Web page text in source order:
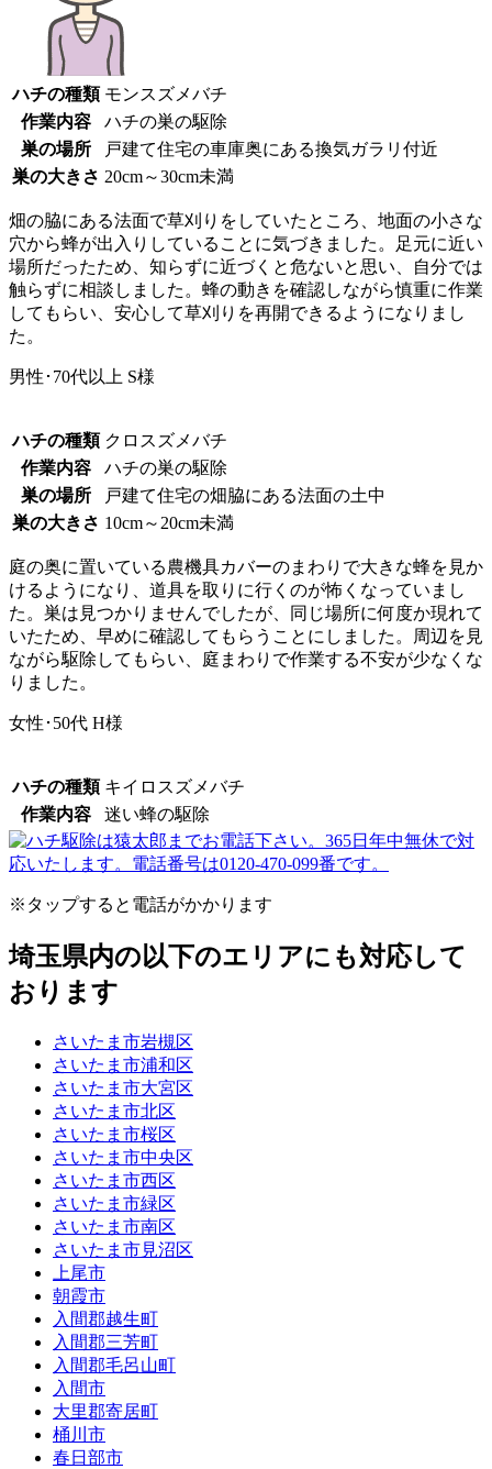
ハチの種類 モンスズメバチ
作業内容
ハチの巣の駆除
巣の場所
戸建て住宅の車庫奥にある換気ガラリ付近
巣の大きさ 20cm～30cm未満
畑の脇にある法面で草刈りをしていたところ、地面の小さな
穴から蜂が出入りしていることに気づきました。足元に近い
場所だったため、知らずに近づくと危ないと思い、自分では
触らずに相談しました。蜂の動きを確認しながら慎重に作業
してもらい、安心して草刈りを再開できるようになりまし
た。
男性･70代以上 S様
ハチの種類 クロスズメバチ
作業内容
ハチの巣の駆除
巣の場所
戸建て住宅の畑脇にある法面の土中
巣の大きさ 10cm～20cm未満
庭の奥に置いている農機具カバーのまわりで大きな蜂を見か
けるようになり、道具を取りに行くのが怖くなっていまし
た。巣は見つかりませんでしたが、同じ場所に何度か現れて
いたため、早めに確認してもらうことにしました。周辺を見
ながら駆除してもらい、庭まわりで作業する不安が少なくな
りました。
女性･50代 H様
ハチの種類 キイロスズメバチ
作業内容
迷い蜂の駆除
※タップすると電話がかかります
埼玉県内の以下のエリアにも対応して
おります
さいたま市岩槻区
さいたま市浦和区
さいたま市大宮区
さいたま市北区
さいたま市桜区
さいたま市中央区
さいたま市西区
さいたま市緑区
さいたま市南区
さいたま市見沼区
上尾市
朝霞市
入間郡越生町
入間郡三芳町
入間郡毛呂山町
入間市
大里郡寄居町
桶川市
春日部市